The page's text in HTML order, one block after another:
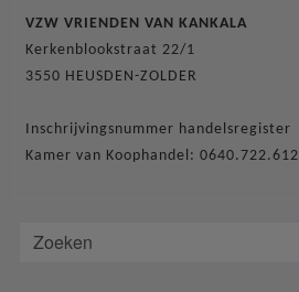
VZW VRIENDEN VAN KANKALA
Kerkenblookstraat 22/1
3550 HEUSDEN-ZOLDER
Inschrijvingsnummer handelsregister
Kamer van Koophandel: 0640.722.612